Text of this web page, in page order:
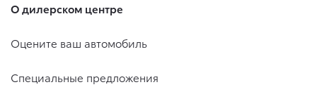
О дилерском центре
Оцените ваш автомобиль
Специальные предложения